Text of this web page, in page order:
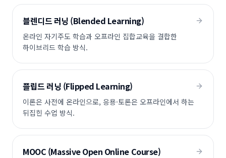
블렌디드 러닝 (Blended Learning)
온라인 자기주도 학습과 오프라인 집합교육을 결합한
하이브리드 학습 방식.
플립드 러닝 (Flipped Learning)
이론은 사전에 온라인으로, 응용·토론은 오프라인에서 하는
뒤집힌 수업 방식.
MOOC (Massive Open Online Course)